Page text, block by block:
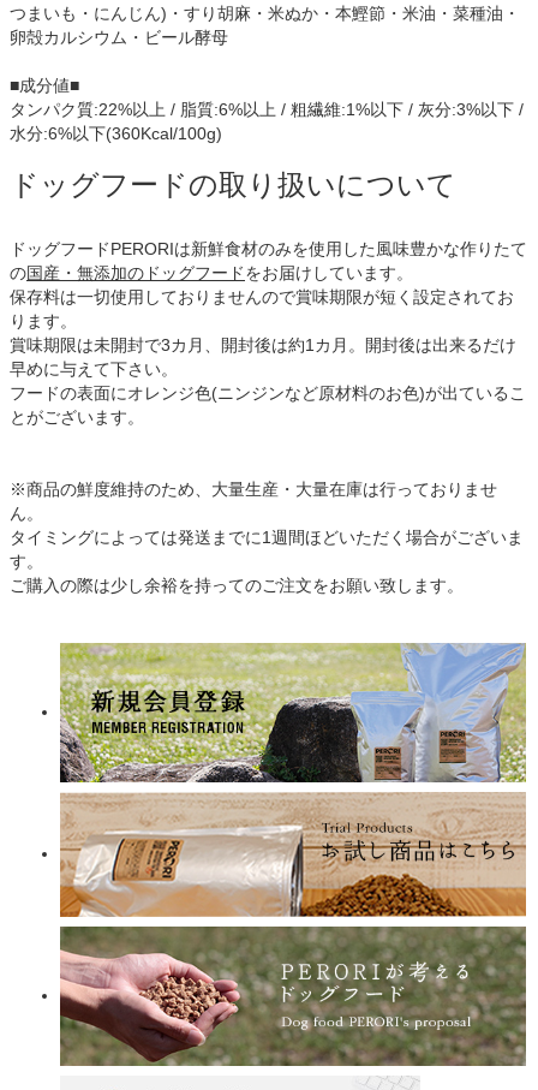
つまいも・にんじん)・すり胡麻・米ぬか・本鰹節・米油・菜種油・
卵殻カルシウム・ビール酵母
■成分値■
タンパク質:22%以上 / 脂質:6%以上 / 粗繊維:1%以下 / 灰分:3%以下 /
水分:6%以下(360Kcal/100g)
ドッグフードの取り扱いについて
ドッグフードPERORIは新鮮食材のみを使用した風味豊かな作りたて
の国産・無添加のドッグフードをお届けしています。
保存料は一切使用しておりませんので賞味期限が短く設定されてお
ります。
賞味期限は未開封で3カ月、開封後は約1カ月。開封後は出来るだけ
早めに与えて下さい。
フードの表面にオレンジ色(ニンジンなど原材料のお色)が出ているこ
とがございます。
※商品の鮮度維持のため、大量生産・大量在庫は行っておりませ
ん。
タイミングによっては発送までに1週間ほどいただく場合がございま
す。
ご購入の際は少し余裕を持ってのご注文をお願い致します。